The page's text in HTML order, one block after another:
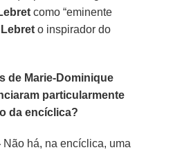
como “eminente
Lebret o inspirador do
de Marie-Dominique
particularmente
da encíclica?
Não há, na encíclica, uma